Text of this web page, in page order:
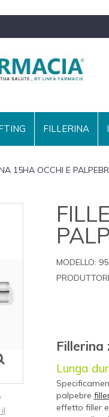
FILLERINA
15HA OCCHI E
MODELLO:
Fillerina
Lunga
palpebre
effetto filler